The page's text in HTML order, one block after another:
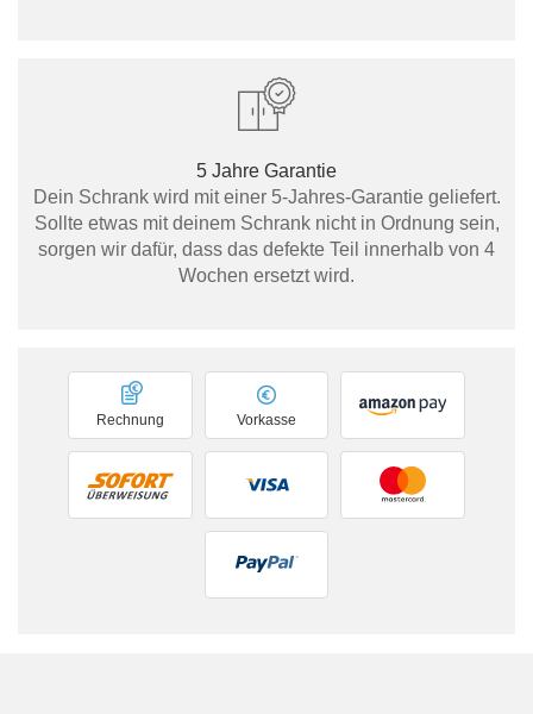
5 Jahre Garantie
Dein Schrank wird mit einer 5-Jahres-Garantie geliefert.
Sollte etwas mit deinem Schrank nicht in Ordnung sein,
sorgen wir dafür, dass das defekte Teil innerhalb von 4
Wochen ersetzt wird.
Vorkasse
Rechnung